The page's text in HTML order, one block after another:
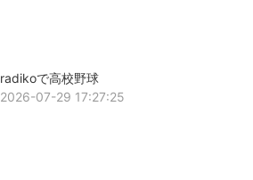
radikoで高校野球
2026-07-29 17:27:25